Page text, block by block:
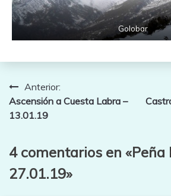
Golobar
Navegación
de
Anterior:
Ascensión a Cuesta Labra –
13.01.19
4 comentarios en «Peña
27.01.19»